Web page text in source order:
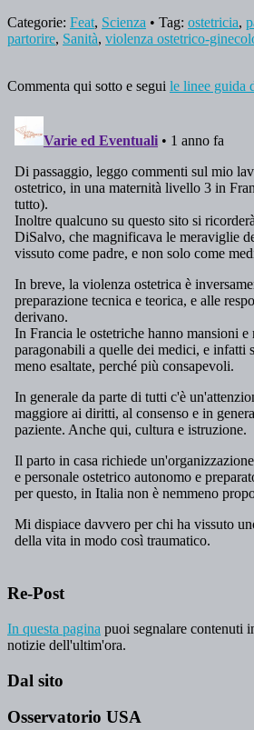
Categorie: Feat, Scienza • Tag: ostetricia,
partorire, Sanità, violenza ostetrico-
Commenta qui sotto e segui le linee guida
Re-Post
In questa pagina puoi segnalare contenuti
notizie dell'ultim'ora.
Dal sito
Osservatorio USA